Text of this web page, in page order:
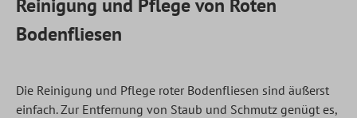
Bodenfliesen
Die Reinigung und Pflege roter Bodenfliesen sind äußerst
einfach. Zur Entfernung von Staub und Schmutz genügt es,